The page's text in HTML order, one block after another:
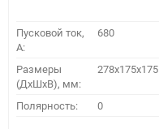
Пусковой ток,
A:
680
Размеры
(ДхШхВ), мм:
278x175x175
Полярность: 0